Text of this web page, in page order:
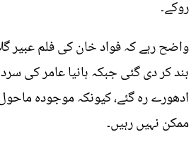
روکے۔
واضح رہے کہ فواد خان کی فلم عبیر
ادھورے رہ گئے، کیونکہ موجودہ
ممکن نہیں رہیں۔